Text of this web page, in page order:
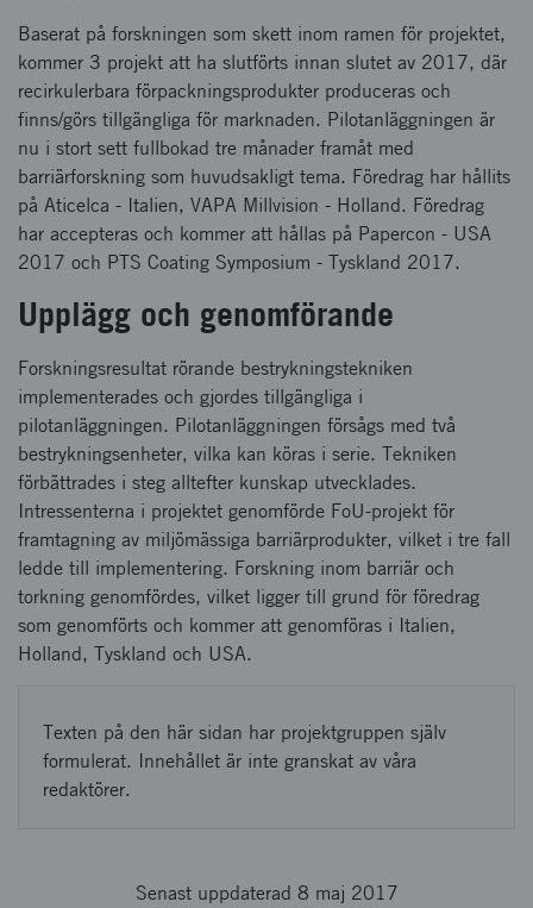
Baserat på forskningen som skett inom ramen för projektet,
kommer 3 projekt att ha slutförts innan slutet av 2017, där
recirkulerbara förpackningsprodukter produceras och
finns/görs tillgängliga för marknaden. Pilotanläggningen är
nu i stort sett fullbokad tre månader framåt med
barriärforskning som huvudsakligt tema. Föredrag har hållits
på Aticelca - Italien, VAPA Millvision - Holland. Föredrag
har accepteras och kommer att hållas på Papercon - USA
2017 och PTS Coating Symposium - Tyskland 2017.
Upplägg och genomförande
Forskningsresultat rörande bestrykningstekniken
implementerades och gjordes tillgängliga i
pilotanläggningen. Pilotanläggningen försågs med två
bestrykningsenheter, vilka kan köras i serie. Tekniken
förbättrades i steg alltefter kunskap utvecklades.
Intressenterna i projektet genomförde FoU-projekt för
framtagning av miljömässiga barriärprodukter, vilket i tre fall
ledde till implementering. Forskning inom barriär och
torkning genomfördes, vilket ligger till grund för föredrag
som genomförts och kommer att genomföras i Italien,
Holland, Tyskland och USA.
Texten på den här sidan har projektgruppen själv
formulerat. Innehållet är inte granskat av våra
redaktörer.
Senast uppdaterad 8 maj 2017